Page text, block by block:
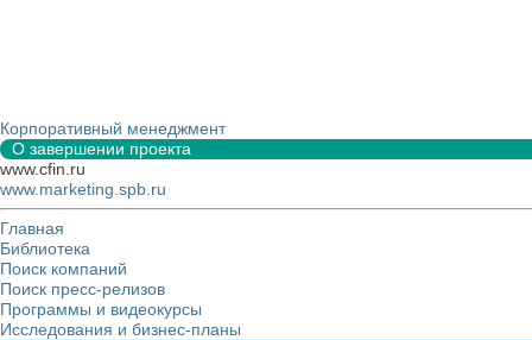
Корпоративный менеджмент
О завершении проекта
www.cfin.ru
www.marketing.spb.ru
Главная
Библиотека
Поиск компаний
Поиск пресс-релизов
Программы и видеокурсы
Исследования и бизнес-планы